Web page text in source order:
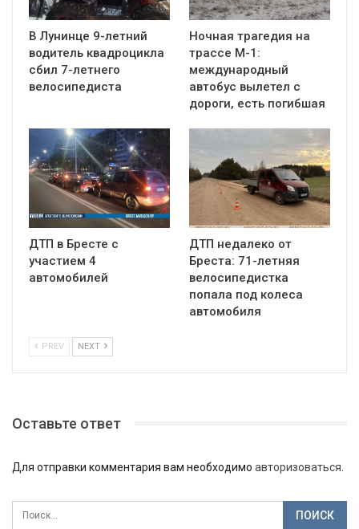
В Лунинце 9-летний
водитель квадроцикла
сбил 7-летнего
велосипедиста
Ночная трагедия на
трассе М-1:
международный
автобус вылетел с
дороги, есть погибшая
ДТП в Бресте с
участием 4
автомобилей
ДТП недалеко от
Бреста: 71-летняя
велосипедистка
попала под колеса
автомобиля
PREV NEXT
Оставьте ответ
Для отправки комментария вам необходимо авторизоваться